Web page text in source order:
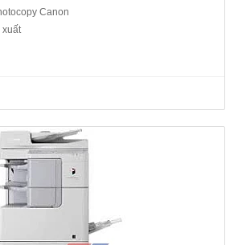
Canon
xuất
iR2530w Model thay thế cho Canon iR2530
– In mạng – Scan màu mạng.Tốc độ copy:
A3/ phút,Khổ giấy tối đa : A6 - A3.Bộ đảo